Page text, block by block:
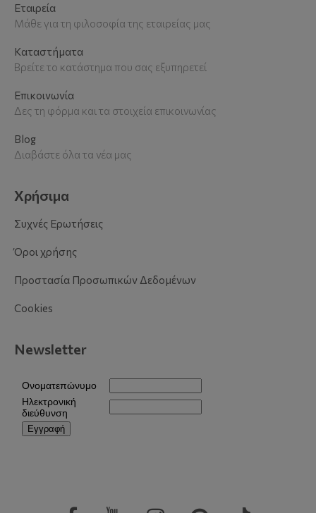
Εταιρεία
Μάθε για τη φιλοσοφία της εταιρείας μας
Καταστήματα
Βρείτε το κατάστημα που σας εξυπηρετεί
Επικοινωνία
Δες τη φόρμα και τα στοιχεία επικοινωνίας
Blog
Διαβάστε όλα τα νέα μας
Χρήσιμα
Συχνές Ερωτήσεις
Όροι χρήσης
Προστασία Προσωπικών Δεδομένων
Cookies
Newsletter